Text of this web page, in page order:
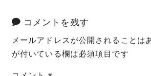
コメントを残す
メールアドレスが公開されることは
が付いている欄は必須項目です